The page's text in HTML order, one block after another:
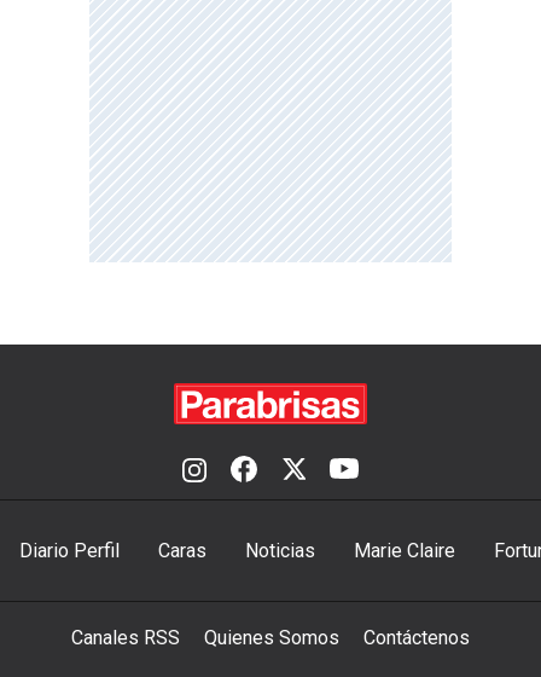
Diario Perfil Caras Noticias Marie Claire
Canales RSS Quienes Somos Contáctenos